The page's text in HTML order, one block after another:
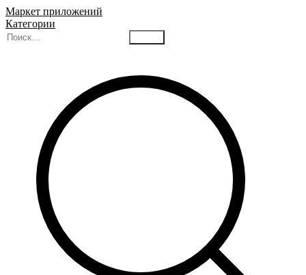
Маркет приложений
Категории